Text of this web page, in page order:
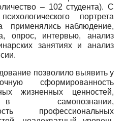
– 102 студента). С
портрета
применялись наблюдение,
опрос, интервью, анализ
занятиях и анализ
позволило выявить у
сформированность
жизненных ценностей,
самопознании,
профессиональных